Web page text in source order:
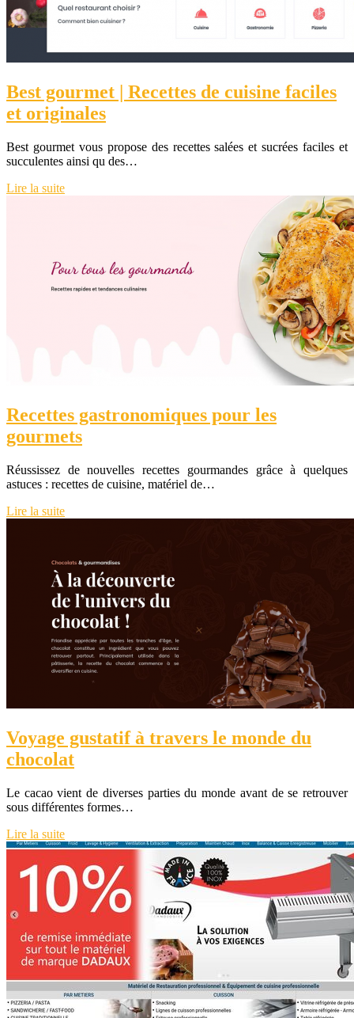
Best gourmet | Recettes de cuisine faciles
et originales
Best gourmet vous propose des recettes salées et sucrées faciles et
succulentes ainsi qu des…
Lire la suite
Recettes gastronomiques pour les
gourmets
Réussissez de nouvelles recettes gourmandes grâce à quelques
astuces : recettes de cuisine, matériel de…
Lire la suite
Voyage gustatif à travers le monde du
chocolat
Le cacao vient de diverses parties du monde avant de se retrouver
sous différentes formes…
Lire la suite